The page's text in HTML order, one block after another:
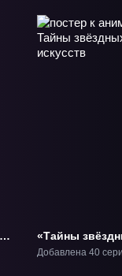
«Тайны
искусств» ТВ-1
Добавлена 40